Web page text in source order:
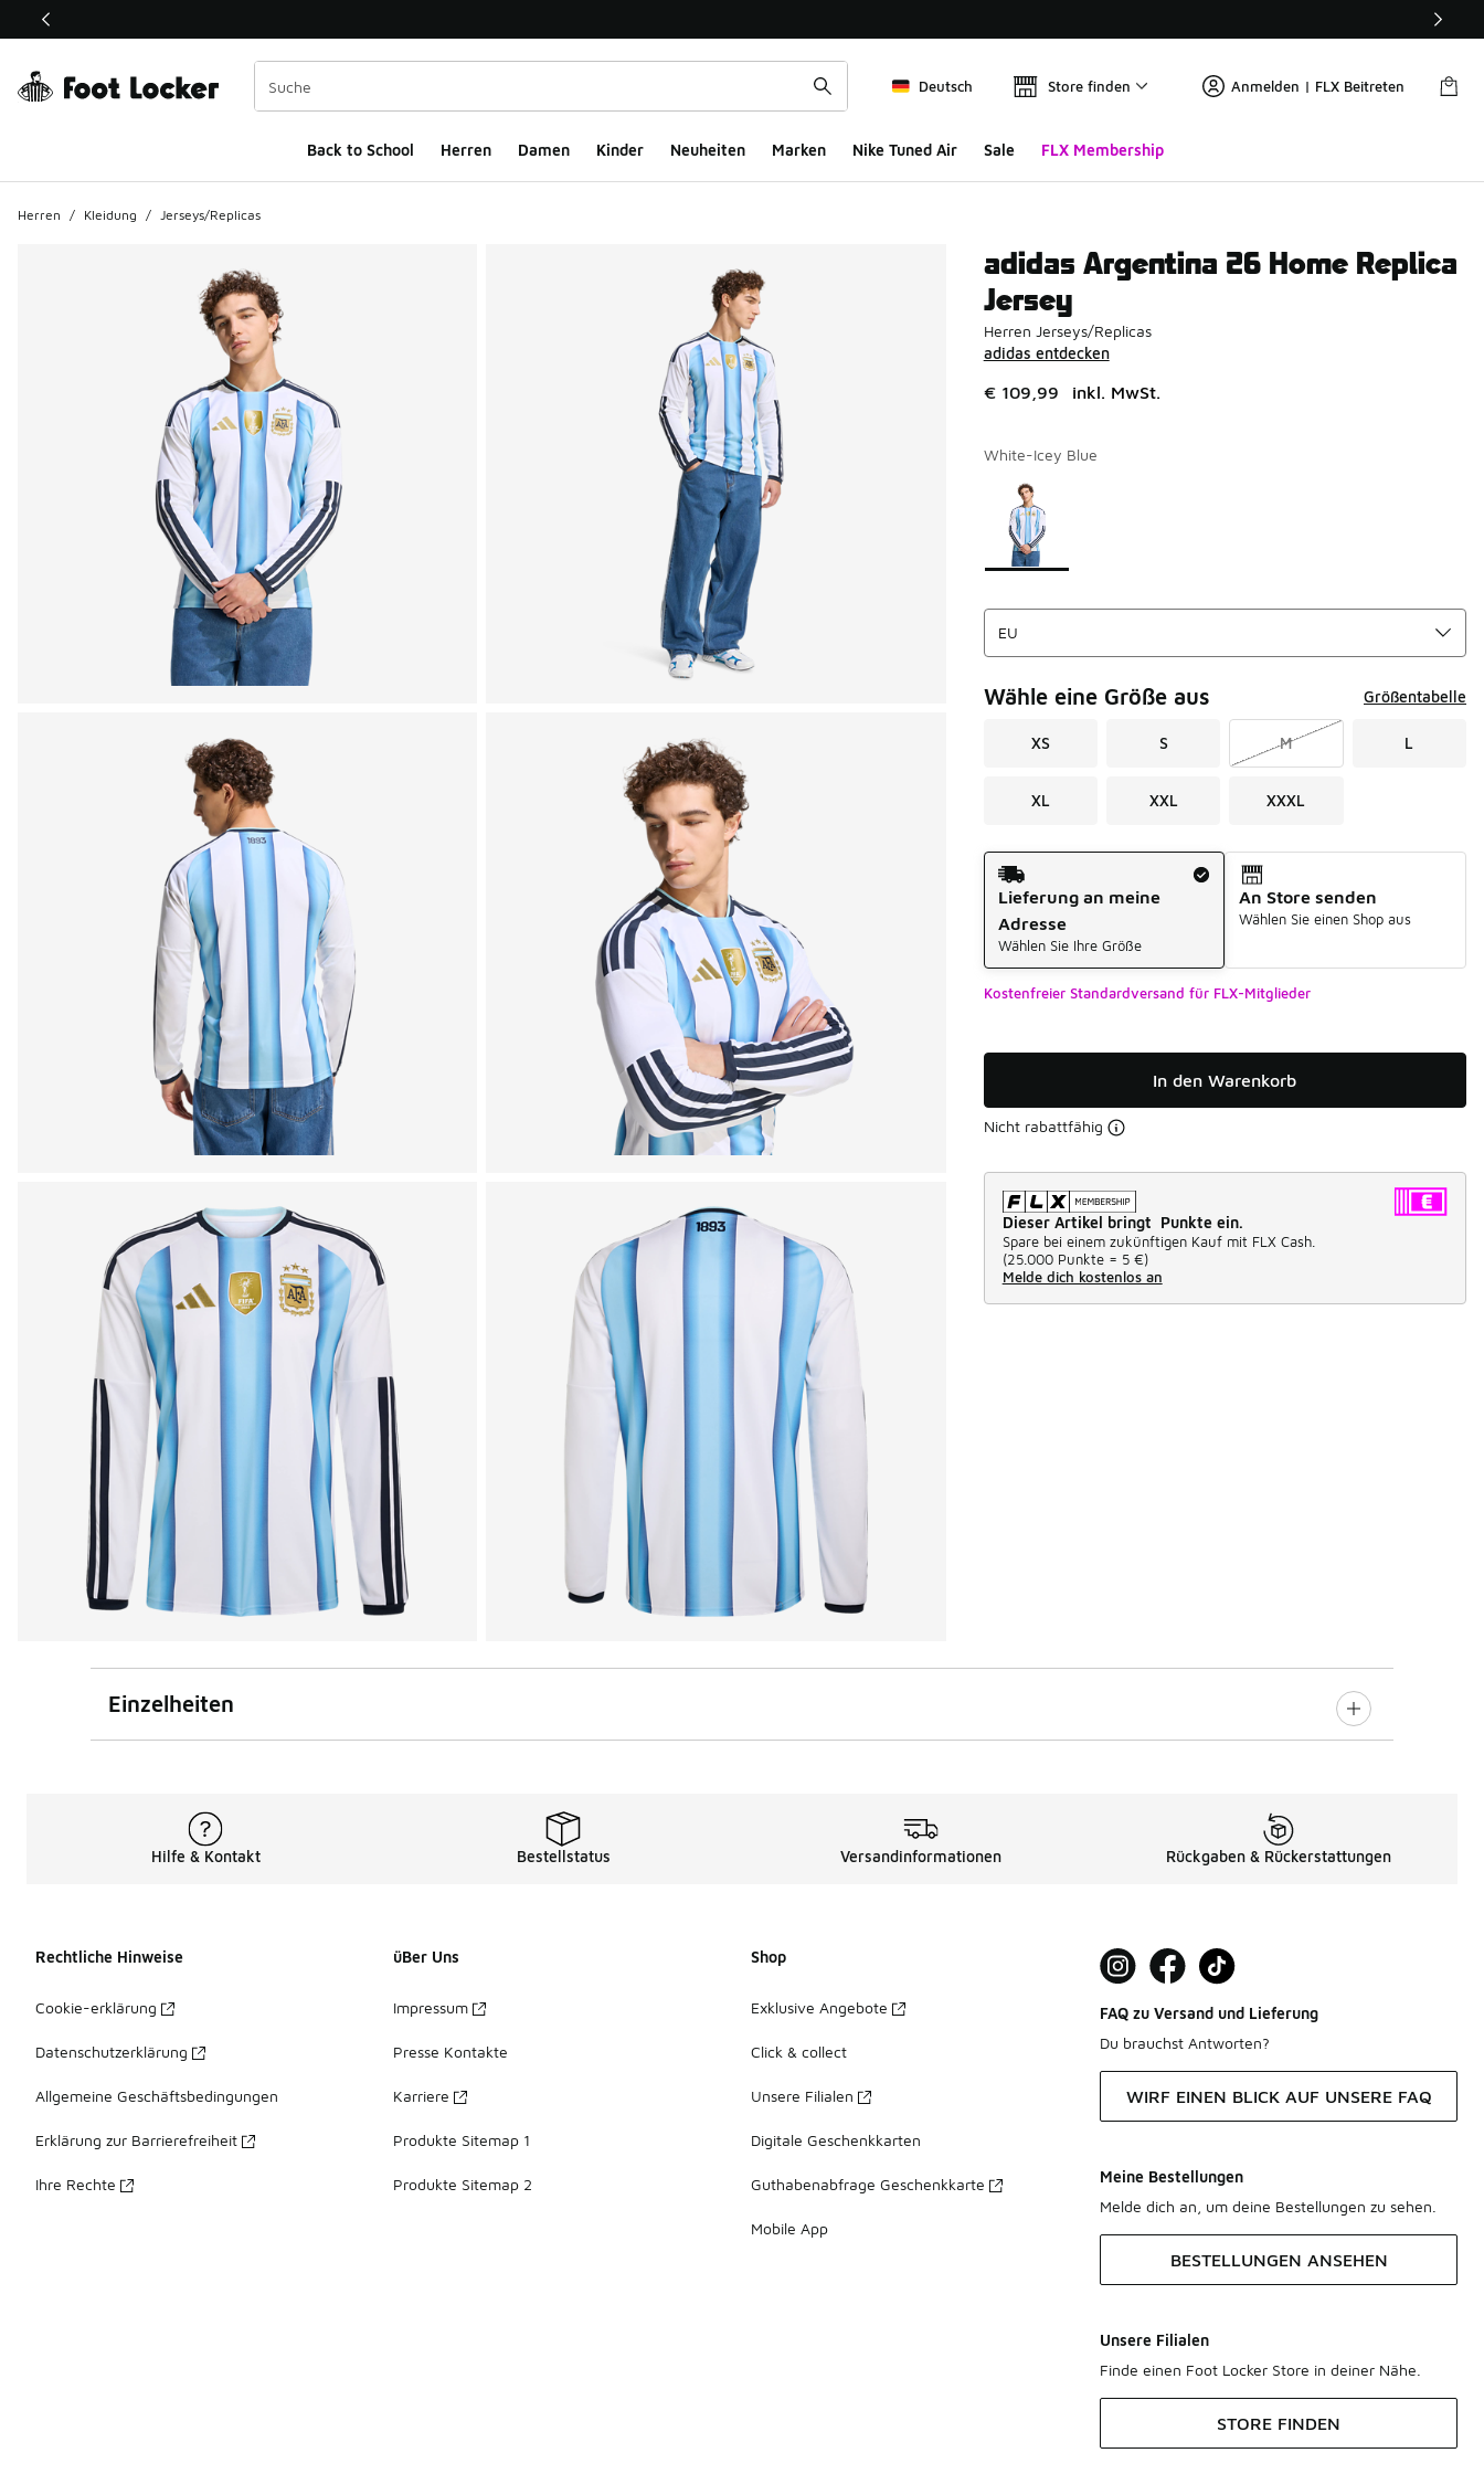
Dieser Link öffnet sich in einem neuen Fenster
Deutsch Store finden Anmelden | FLX Beitreten
Back to School Herren Damen Kinder Neuheiten Marken Nike Tuned Air Sale FLX Membership
Herren / Kleidung / Jerseys/Replicas
adidas Argentina 26 Home Replica
Jersey
Herren Jerseys/Replicas
adidas entdecken
€ 109,99 inkl. MwSt.
White-Icey Blue
Seite 1 von 1 zeigt die Farben 1 bis 1 von 1 an.
Bitte wählen Sie einen Stil aus
Wähle eine Größe aus Größentabelle
XS S M L
XL XXL XXXL
Versandart
Lieferung an meine
Adresse
Wählen Sie Ihre Größe
An Store senden
Wählen Sie einen Shop aus
Kostenfreier Standardversand für FLX-Mitglieder
In den Warenkorb
Nicht rabattfähig
Dieser Artikel bringt Punkte ein.
Spare bei einem zukünftigen Kauf mit FLX Cash.
(25.000 Punkte = 5 €)
Melde dich kostenlos an
Einzelheiten
Hilfe & Kontakt Bestellstatus Versandinformationen Rückgaben & Rückerstattungen
Rechtliche Hinweise
Cookie-erklärung
Datenschutzerklärung
Allgemeine Geschäftsbedingungen
Erklärung zur Barrierefreiheit
Ihre Rechte
üBer Uns
Impressum
Presse Kontakte
Karriere
Produkte Sitemap 1
Produkte Sitemap 2
Shop
Exklusive Angebote
Click & collect
Unsere Filialen
Digitale Geschenkkarten
Guthabenabfrage Geschenkkarte
Mobile App
FAQ zu Versand und Lieferung
Du brauchst Antworten?
WIRF EINEN BLICK AUF UNSERE FAQ
Meine Bestellungen
Melde dich an, um deine Bestellungen zu sehen.
BESTELLUNGEN ANSEHEN
Unsere Filialen
Finde einen Foot Locker Store in deiner Nähe.
STORE FINDEN